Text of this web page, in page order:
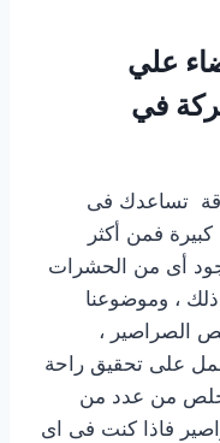
علي
في
تساعدك فى
فمن أكثر
أى من الحشرات
، وموضوعنا
الصراصير ،
على تحقيق راحة
من عدد من
فاذا كنت فى اى